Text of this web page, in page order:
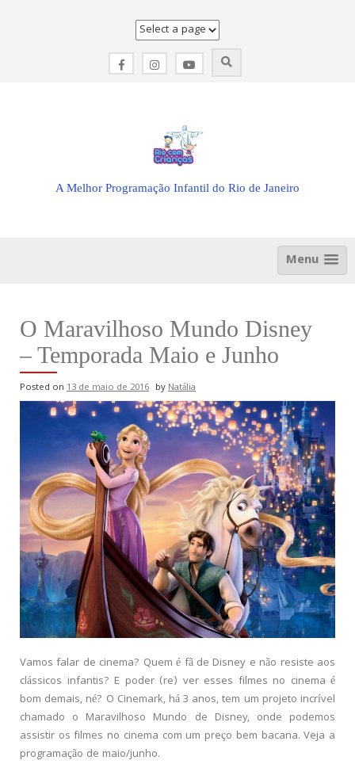
A Melhor Programação Infantil do Rio de Janeiro
Menu
O Maravilhoso Mundo Disney
– Temporada Maio e Junho
Posted on 13 de maio de 2016 byNatália
Vamos falar de cinema? Quem é fã de Disney e não resiste aos
clássicos infantis? E poder (re) ver esses filmes no cinema é
bom demais, né? O Cinemark, há 3 anos, tem um projeto incrível
chamado o Maravilhoso Mundo de Disney, onde podemos
assistir os filmes no cinema com um preço bem bacana. Veja a
programação de maio/junho.